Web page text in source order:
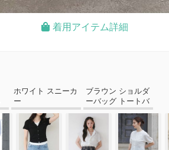
着用アイテム詳細